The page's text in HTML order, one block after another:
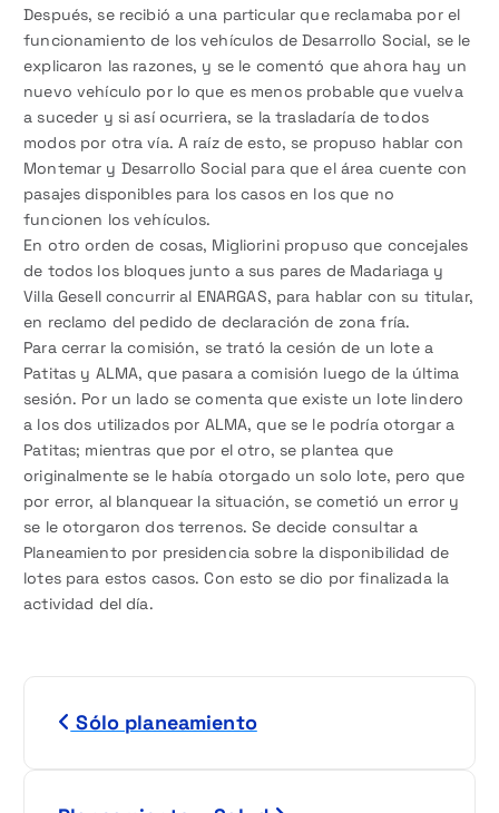
Después, se recibió a una particular que reclamaba por el
funcionamiento de los vehículos de Desarrollo Social, se le
explicaron las razones, y se le comentó que ahora hay un
nuevo vehículo por lo que es menos probable que vuelva
a suceder y si así ocurriera, se la trasladaría de todos
modos por otra vía. A raíz de esto, se propuso hablar con
Montemar y Desarrollo Social para que el área cuente con
pasajes disponibles para los casos en los que no
funcionen los vehículos.
En otro orden de cosas, Migliorini propuso que concejales
de todos los bloques junto a sus pares de Madariaga y
Villa Gesell concurrir al ENARGAS, para hablar con su titular,
en reclamo del pedido de declaración de zona fría.
Para cerrar la comisión, se trató la cesión de un lote a
Patitas y ALMA, que pasara a comisión luego de la última
sesión. Por un lado se comenta que existe un lote lindero
a los dos utilizados por ALMA, que se le podría otorgar a
Patitas; mientras que por el otro, se plantea que
originalmente se le había otorgado un solo lote, pero que
por error, al blanquear la situación, se cometió un error y
se le otorgaron dos terrenos. Se decide consultar a
Planeamiento por presidencia sobre la disponibilidad de
lotes para estos casos. Con esto se dio por finalizada la
actividad del día.
Sólo planeamiento